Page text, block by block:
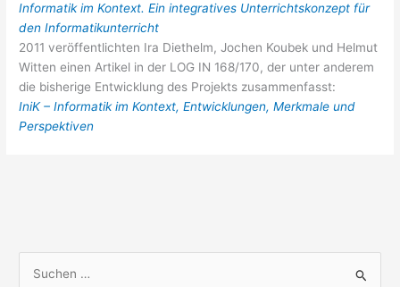
Informatik im Kontext. Ein integratives Unterrichtskonzept für
den Informatikunterricht
2011 veröffentlichten Ira Diethelm, Jochen Koubek und Helmut
Witten einen Artikel in der LOG IN 168/170, der unter anderem
die bisherige Entwicklung des Projekts zusammenfasst:
IniK – Informatik im Kontext, Entwicklungen, Merkmale und
Perspektiven